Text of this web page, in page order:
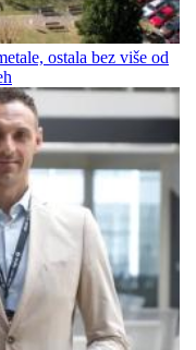
ostala bez više od